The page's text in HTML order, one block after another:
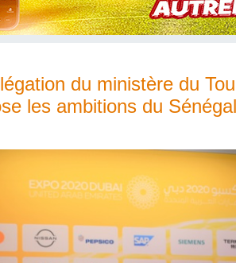
du ministère du
les ambitions du